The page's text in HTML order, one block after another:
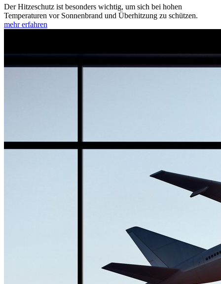
Der Hitzeschutz ist besonders wichtig, um sich bei hohen
Temperaturen vor Sonnenbrand und Überhitzung zu schützen.
mehr erfahren